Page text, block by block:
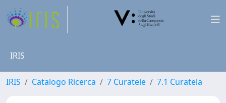
IRIS
IRIS Catalogo Ricerca 7 Curatele 7.1 Curatela